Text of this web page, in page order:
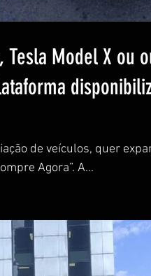
Tesla Model X ou
de veículos, quer
esportivos na plataforma pelo “Compre Agora”. A...